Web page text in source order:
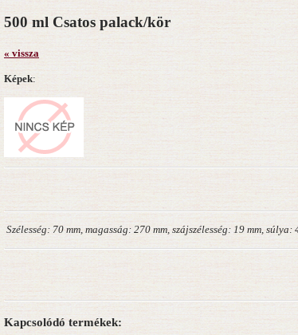
500 ml Csatos palack/kör
« vissza
Képek:
Szélesség: 70 mm, magasság: 270 mm, szájszélesség: 19 mm,
Kapcsolódó termékek: